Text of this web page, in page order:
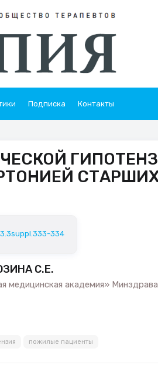
Подписка Контакты
334
С.Е.
медицинская академия»
пожилые пациенты